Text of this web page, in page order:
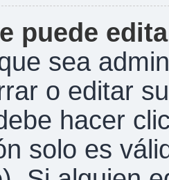
puede
sea
o editar
hacer
solo es